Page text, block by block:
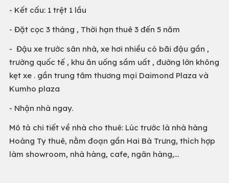
- Kết cấu: 1 trệt 1 lầu
- Đặt cọc 3 tháng , Thời hạn thuê 3 đến 5 năm
- Đậu xe trước sân nhà, xe hơi nhiều có bãi đậu gần ,
trường quốc tế , khu ăn uống sầm uất , đường lớn không
kẹt xe . gần trung tâm thương mại Daimond Plaza và
Kumho plaza
- Nhận nhà ngay.
Mô tả chi tiết về nhà cho thuê: Lúc trước là nhà hàng
Hoàng Ty thuê, nằm đoạn gần Hai Bà Trưng, thích hợp
làm showroom, nhà hàng, cafe, ngân hàng,...